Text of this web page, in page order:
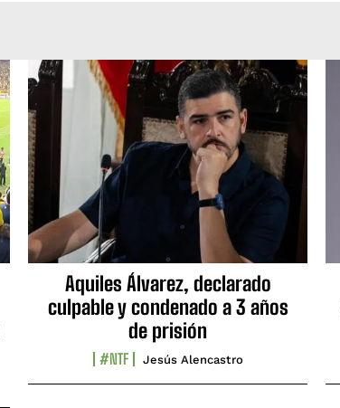
Aquiles Álvarez, declarado
culpable y condenado a 3 años
de prisión
#NTF Jesús Alencastro